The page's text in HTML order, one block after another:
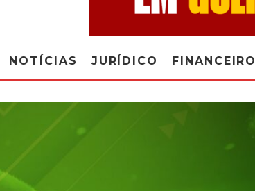
NOTÍCIAS JURÍDICO FINANCEIRO